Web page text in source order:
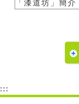
「漆道坊」簡介
:::